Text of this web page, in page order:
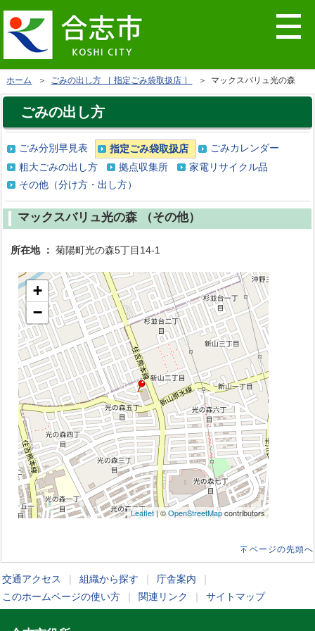
ホーム ＞ ごみの出し方 ［ 指定ごみ袋取扱店 ］ ＞ マックスバリュ光の森
ごみの出し方
ごみ分別早見表 指定ごみ袋取扱店
ごみカレンダー
粗大ごみの出し方
拠点収集所
家電リサイクル品
その他（分け方・出し方）
マックスバリュ光の森 （その他）
所在地 ：菊陽町光の森5丁目14-1
+
−
Leaflet| ©OpenStreetMapcontributors
ページの先頭へ
交通アクセス 組織から探す 庁舎案内
このホームページの使い方
関連リンク サイトマップ